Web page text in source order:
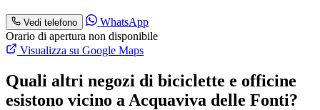
Vedi telefono
WhatsApp
Orario di apertura non disponibile
Visualizza su Google Maps
Quali altri negozi di biciclette e officine
esistono vicino a Acquaviva delle Fonti?